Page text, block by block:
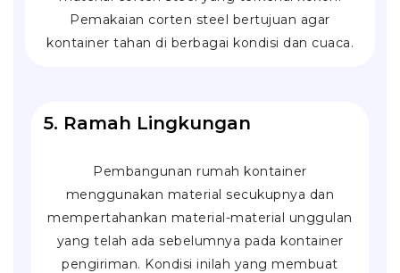
Pemakaian corten steel bertujuan agar
kontainer tahan di berbagai kondisi dan cuaca.
5. Ramah Lingkungan
Pembangunan rumah kontainer
menggunakan material secukupnya dan
mempertahankan material-material unggulan
yang telah ada sebelumnya pada kontainer
pengiriman. Kondisi inilah yang membuat